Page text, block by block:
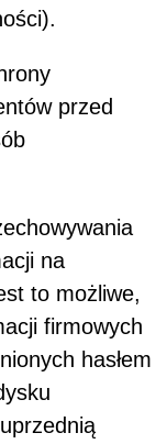
przed
na
to możliwe,
firmowych
hasłem